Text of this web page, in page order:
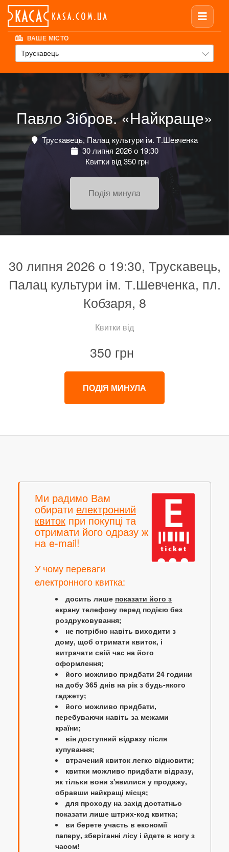
ВАШЕ МІСТО
Трускавець
Павло Зібров. «Найкраще»
Трускавець, Палац культури ім. Т.Шевченка
30 липня 2026 о 19:30
Квитки від 350 грн
Подія минула
30 липня 2026 о 19:30, Трускавець,
Палац культури ім. Т.Шевченка, пл.
Кобзаря, 8
Квитки від
350 грн
ПОДІЯ МИНУЛА
Ми радимо Вам
обирати електронний
квиток при покупці та
отримати його одразу ж
на e-mail!
У чому переваги
електронного квитка:
досить лише показати його з
екрану телефону перед подією без
роздруковування;
не потрібно навіть виходити з
дому, щоб отримати квиток, і
витрачати свій час на його
оформлення;
його можливо придбати 24 години
на добу 365 днів на рік з будь-якого
гаджету;
його можливо придбати,
перебуваючи навіть за межами
країни;
він доступний відразу після
купування;
втрачений квиток легко відновити;
квитки можливо придбати відразу,
як тільки вони з'явилися у продажу,
обравши найкращі місця;
для проходу на захід достатньо
показати лише штрих-код квитка;
ви берете участь в економії
паперу, зберіганні лісу і йдете в ногу з
часом!